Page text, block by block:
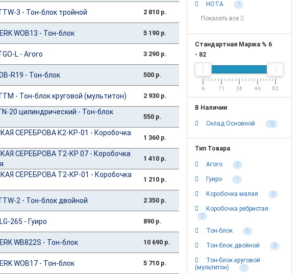
3 - Тон-блок тройной 2 810 р.
WOB13 - Тон-блок 5 190 р.
L - Агого 3 290 р.
R19 - Тон-блок 500 р.
- Тон-блок круговой (мультитон) 2 930 р.
20 цилиндрический - Тон-блок
550 р.
СЕРЕБРОВА К2-КР-01 - Коробочка
1 360 р.
СЕРЕБРОВА Т2-КР 07 - Коробочка
1 410 р.
СЕРЕБРОВА Т2-КР-01 - Коробочка
1 210 р.
2 - Тон-блок двойной 2 350 р.
265 - Гуиро 890 р.
WB822S - Тон-блок 10 690 р.
WOB17 - Тон-блок 5 710 р.
НОТА 1
Показать все
Стандартная Маржа % 6
- 82
6 11 24 46 82
В Наличии
Склад Основной 12
Тип Товара
Агого 2
Гуиро 1
Коробочка малая 2
Коробочка ребристая
2
Тон-блок 6
Тон-блок двойной 3
Тон-блок круговой
(мультитон)
1